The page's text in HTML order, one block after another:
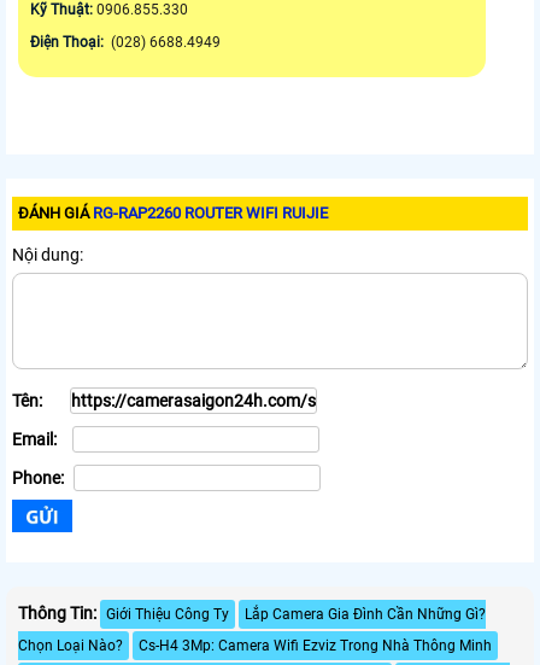
Kỹ Thuật: 0906.855.330
Điện Thoại: (028) 6688.4949
ĐÁNH GIÁ RG-RAP2260 ROUTER WIFI RUIJIE
Nội dung:
Tên:
Email:
Phone:
Thông Tin: Giới Thiệu Công Ty
Lắp Camera Gia Đình Cần Những Gì?
Chọn Loại Nào?
Cs-H4 3Mp: Camera Wifi Ezviz Trong Nhà Thông Minh